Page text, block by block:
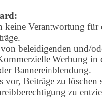
keine Verantwortung
beleidigenden und/
Werbung
Bannereinblendung.
vor, Beiträge zu
zu